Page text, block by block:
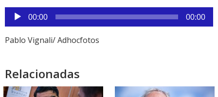
Reproductor
de
audio
00:00 00:00
Pablo Vignali/ Adhocfotos
Relacionadas